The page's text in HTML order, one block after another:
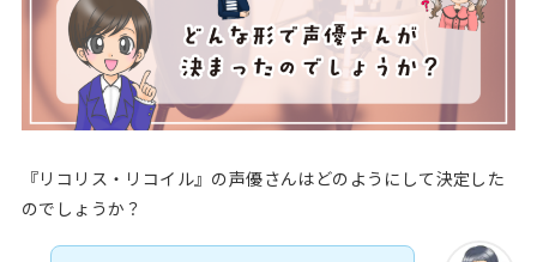
『リコリス・リコイル』の声優さんはどのようにして決定した
のでしょうか？